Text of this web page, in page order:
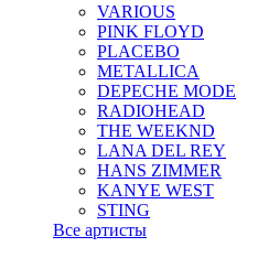
VARIOUS
PINK FLOYD
PLACEBO
METALLICA
DEPECHE MODE
RADIOHEAD
THE WEEKND
LANA DEL REY
HANS ZIMMER
KANYE WEST
STING
Все артисты